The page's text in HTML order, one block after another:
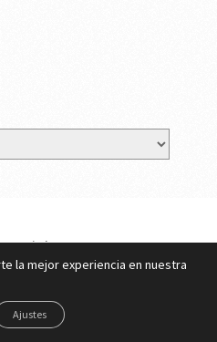
© 2026.
y PrivacidadyPolítica de
la mejor experiencia en nuestra
Ajustes